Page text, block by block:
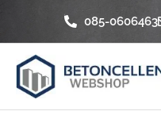
de
inhoud
085-0606463